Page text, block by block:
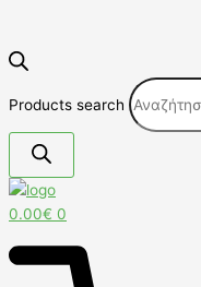
Products search
0.00€ 0